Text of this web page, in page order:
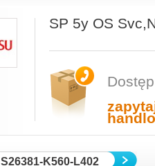
SP 5y OS
S26381-K560-L402